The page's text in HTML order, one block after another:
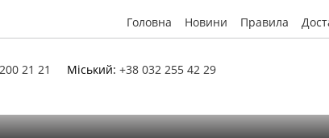
Головна Новини Правила
21 21 Міський: +38 032 255 42 29